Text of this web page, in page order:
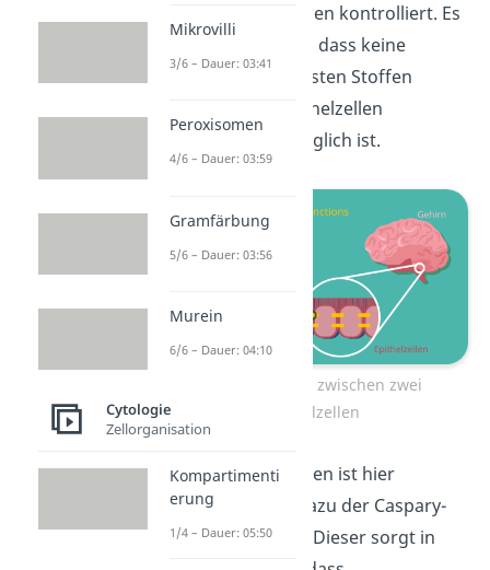
über die Epithelzellen kontrolliert. Es
wird sichergestellt, dass keine
Diffusion
von gelösten Stoffen
zwischen den Epithelzellen
) möglich ist.
Tight Junctions zwischen zwei
Epithelzellen
Bei höheren Pflanzen ist hier
übrigens analog dazu der Caspary-
Streifen zu finden. Dieser sorgt in
Mikrovilli
3/6 – Dauer: 03:41
Peroxisomen
4/6 – Dauer: 03:59
Gramfärbung
5/6 – Dauer: 03:56
Murein
6/6 – Dauer: 04:10
Cytologie
Zellorganisation
Kompartimenti
erung
1/4 – Dauer: 05:50